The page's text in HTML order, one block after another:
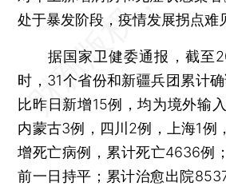
处于暴发阶段，疫情发展拐点难
据国家卫健委通报，截至
时，31个省份和新疆兵团累计
比昨日新增15例，均为境外输
内蒙古3例，四川2例，上海1例
增死亡病例，累计死亡4636例
前一日持平；累计治愈出院